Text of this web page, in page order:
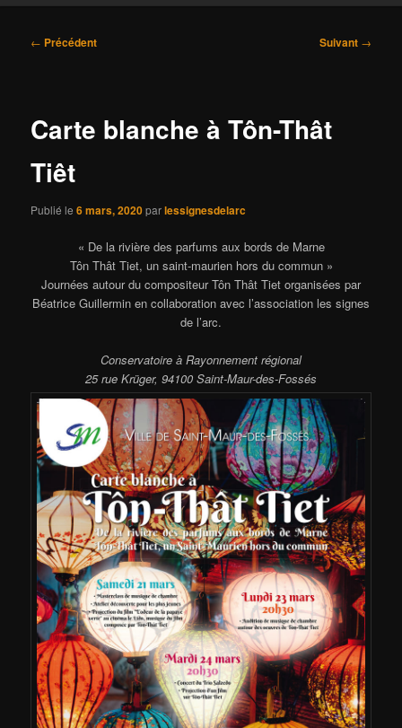
Navigation
← Précédent Suivant →
Carte blanche à Tôn-Thât
Tiêt
Publié le6 mars, 2020parlessignesdelarc
« De la rivière des parfums aux bords de Marne
Tôn Thât Tiet, un saint-maurien hors du commun »
Journées autour du compositeur Tôn Thât Tiet organisées par
Béatrice Guillermin en collaboration avec l’association les signes
de l’arc.
Conservatoire à Rayonnement régional
25 rue Krüger, 94100 Saint-Maur-des-Fossés